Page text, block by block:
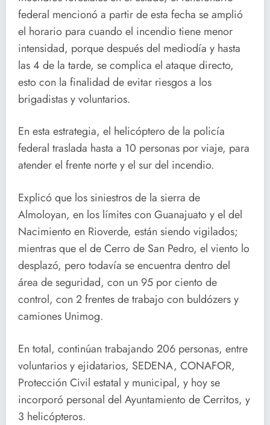
federal mencionó a partir de esta fecha se amplió
el horario para cuando el incendio tiene menor
intensidad, porque después del mediodía y hasta
las 4 de la tarde, se complica el ataque directo,
esto con la finalidad de evitar riesgos a los
brigadistas y voluntarios.
En esta estrategia, el helicóptero de la policía
federal traslada hasta a 10 personas por viaje, para
atender el frente norte y el sur del incendio.
Explicó que los siniestros de la sierra de
Almoloyan, en los límites con Guanajuato y el del
Nacimiento en Rioverde, están siendo vigilados;
mientras que el de Cerro de San Pedro, el viento lo
desplazó, pero todavía se encuentra dentro del
área de seguridad, con un 95 por ciento de
control, con 2 frentes de trabajo con buldózers y
camiones Unimog.
En total, continúan trabajando 206 personas, entre
voluntarios y ejidatarios, SEDENA, CONAFOR,
Protección Civil estatal y municipal, y hoy se
incorporó personal del Ayuntamiento de Cerritos, y
3 helicópteros.